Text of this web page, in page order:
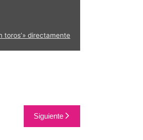
toros’» directamente
Siguiente